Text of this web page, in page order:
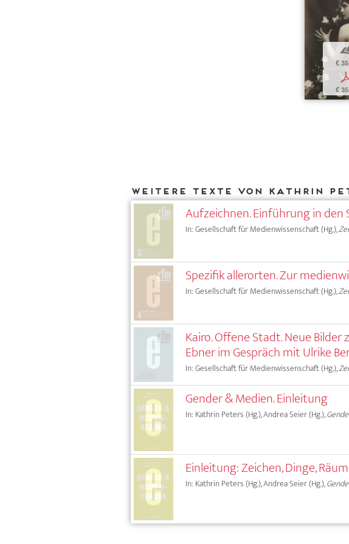
€
€
Weitere Texte von Kathrin
Aufzeichnen. Einführung in
In: Gesellschaft für Medienwissenschaft (Hg.),
Spezifik allerorten. Zur
In: Gesellschaft für Medienwissenschaft (Hg.),
Kairo. Offene Stadt. Neue
Ebner im Gespräch mit Ulrike
In: Gesellschaft für Medienwissenschaft (Hg.),
Gender & Medien. Einleitung
In: Kathrin Peters (Hg.), Andrea Seier (Hg.),
Einleitung: Zeichen, Dinge,
In: Kathrin Peters (Hg.), Andrea Seier (Hg.),